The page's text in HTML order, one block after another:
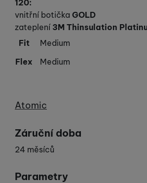
120:
vnitřní botička GOLD
zateplení 3M Thinsulation
Fit
Medium
Flex
Medium
Výrobce
Atomic
Záruční doba
24 měsíců
Parametry